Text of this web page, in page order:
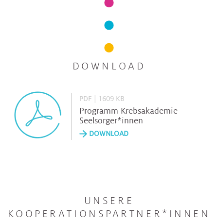
DOWNLOAD
PDF | 1609 KB
Programm Krebsakademie
Seelsorger*innen
DOWNLOAD
UNSERE
KOOPERATIONSPARTNER*INNEN